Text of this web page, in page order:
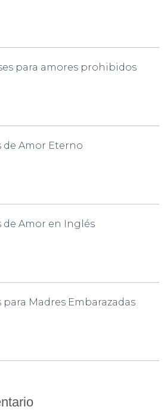
para amores prohibidos
de Amor Eterno
de Amor en Inglés
para Madres Embarazadas